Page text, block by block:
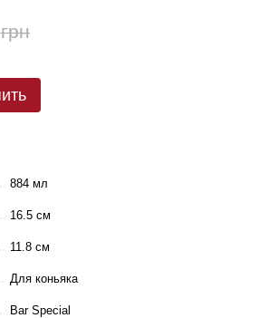
884 мл
16.5 см
11.8 см
Для коньяка
Bar Special